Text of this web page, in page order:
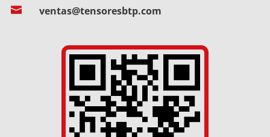
 ventas@tensoresbtp.com